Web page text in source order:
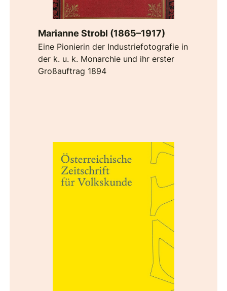
Marianne Strobl (1865–1917)
Eine Pionierin der Industriefotografie in
der k. u. k. Monarchie und ihr erster
Großauftrag 1894